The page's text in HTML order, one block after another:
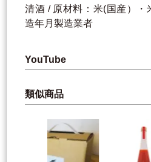
清酒 / 原材料：米(国産）・
造年月製造業者
YouTube
類似商品